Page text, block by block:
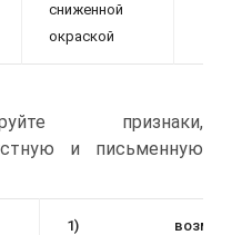
сниженной
окра­ской
признаки,
и пись­менную
1)